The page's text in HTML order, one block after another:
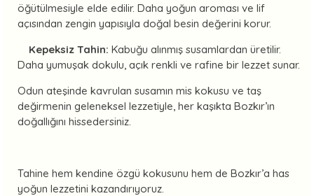
öğütülmesiyle elde edilir. Daha yoğun aroması ve lif
açısından zengin yapısıyla doğal besin değerini korur.
Kepeksiz Tahin: Kabuğu alınmış susamlardan üretilir.
Daha yumuşak dokulu, açık renkli ve rafine bir lezzet sunar.
Odun ateşinde kavrulan susamın mis kokusu ve taş
değirmenin geleneksel lezzetiyle, her kaşıkta Bozkır’ın
doğallığını hissedersiniz.
Tahine hem kendine özgü kokusunu hem de Bozkır’a has
yoğun lezzetini kazandırıyoruz.